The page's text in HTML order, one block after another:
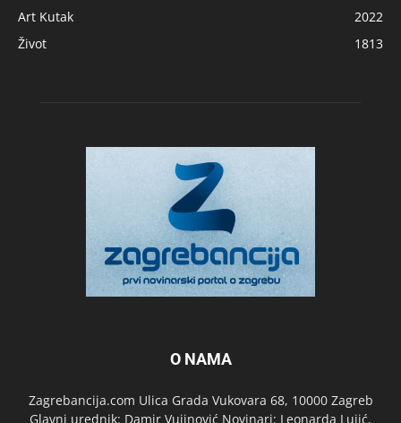
Art Kutak
2022
Život
1813
O NAMA
Zagrebancija.com Ulica Grada Vukovara 68, 10000 Zagreb
Glavni urednik: Damir Vujinović Novinari: Leonarda Lujić,